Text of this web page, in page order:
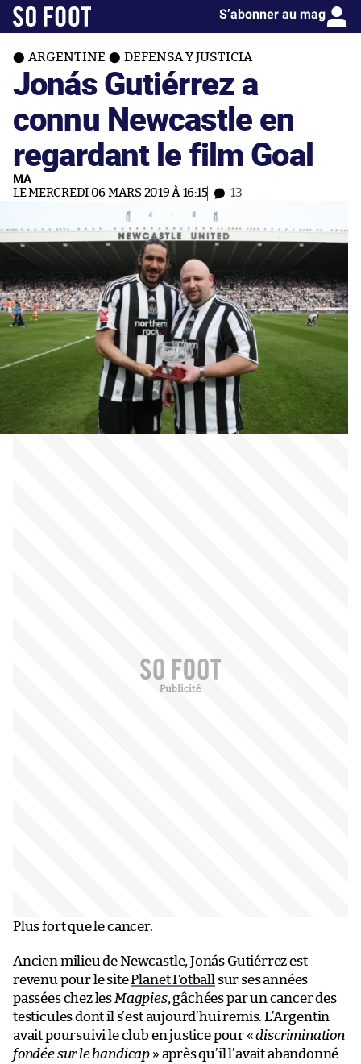
S’abonner au mag
ARGENTINE DEFENSA Y JUSTICIA
Jonás Gutiérrez a
connu Newcastle en
regardant le film Goal
MA
LE MERCREDI 06 MARS 2019 À 16:15 13
Plus fort que le cancer.
Ancien milieu de Newcastle, Jonás Gutiérrez est
revenu pour le sitePlanet Fotball sur ses années
passées chez les Magpies, gâchées par un cancer des
testicules dont il s’est aujourd’hui remis. L’Argentin
avait poursuivi le club en justice pour «discrimination
fondée sur le handicap » après qu’il l’avait abandonné